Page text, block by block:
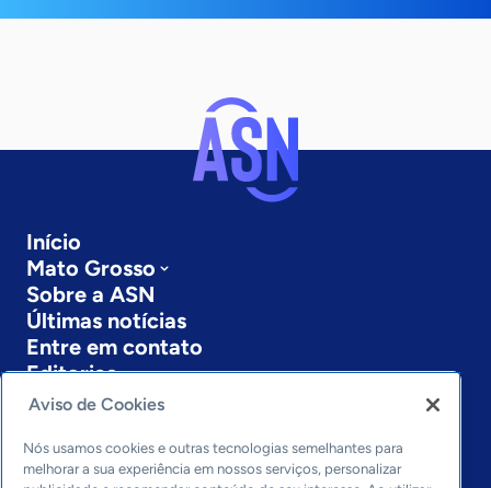
Início
Mato Grosso
Sobre a ASN
Últimas notícias
Entre em contato
Editorias
Economia & Política
Inovação & Tecnologia
Cultura empreendedora
Aviso de Cookies
Nós usamos cookies e outras tecnologias semelhantes para
melhorar a sua experiência em nossos serviços, personalizar